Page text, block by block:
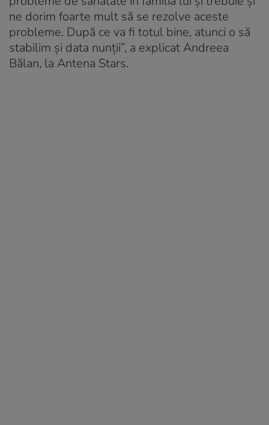
ne dorim foarte mult să se rezolve aceste
probleme. După ce va fi totul bine, atunci o să
stabilim și data nunții”, a explicat Andreea
Bălan, la Antena Stars.